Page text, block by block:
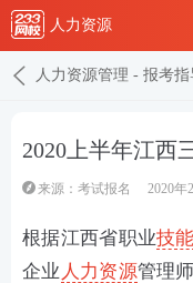
人力资源
人力资源管理 - 报考指
2020上半年江西
来源： 考试报名 2020年
根据江西省职业技能
企业 人力资源管理